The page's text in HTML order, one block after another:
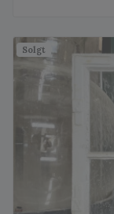
Solgt